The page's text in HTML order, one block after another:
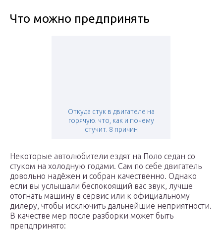
Что можно предпринять
Откуда стук в двигателе на
горячую. что, как и почему
стучит. 8 причин
Некоторые автолюбители ездят на Поло седан со
стуком на холодную годами. Сам по себе двигатель
довольно надёжен и собран качественно. Однако
если вы услышали беспокоящий вас звук, лучше
отогнать машину в сервис или к официальному
дилеру, чтобы исключить дальнейшие неприятности.
В качестве мер после разборки может быть
препдпринято: